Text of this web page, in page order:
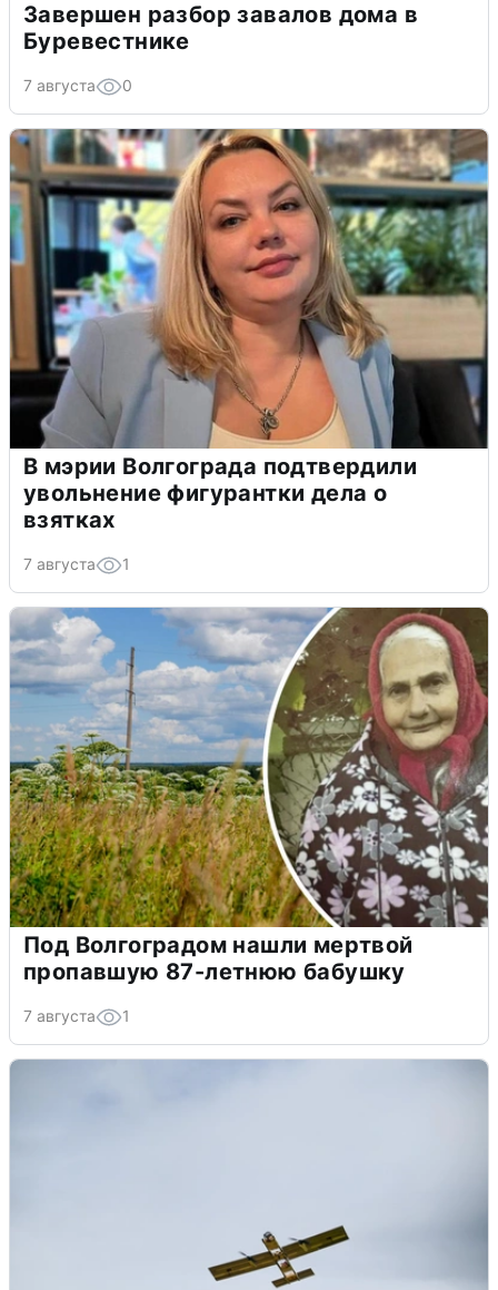
Завершен разбор завалов дома в
Буревестнике
7 августа 0
В мэрии Волгограда подтвердили
увольнение фигурантки дела о
взятках
7 августа 1
Под Волгоградом нашли мертвой
пропавшую 87-летнюю бабушку
7 августа 1